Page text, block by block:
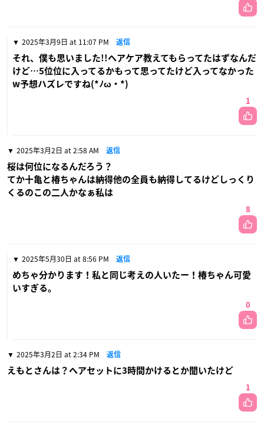
2025年3月9日 at 11:07 PM 返信
それ、僕も思いました!!ヘアケア教えてもらってたはずなんだ
けど…5位位に入ってるかもって思ってたけど入ってなかった
w予想ハズレですね(*ﾉω・*)
1
2025年3月2日 at 2:58 AM 返信
桜は何位になるんだろう？
てか十亀と椿ちゃんは納得他の全員も納得してるけどしっくり
くるのこの二人かなぁ私は
8
2025年5月30日 at 8:56 PM 返信
めちゃ分かります！私と同じ考えの人いたー！椿ちゃん可愛
いすぎる。
0
2025年3月2日 at 2:34 PM 返信
えもとさんは？ヘアセットに3時間かけるとか聞いたけど
1